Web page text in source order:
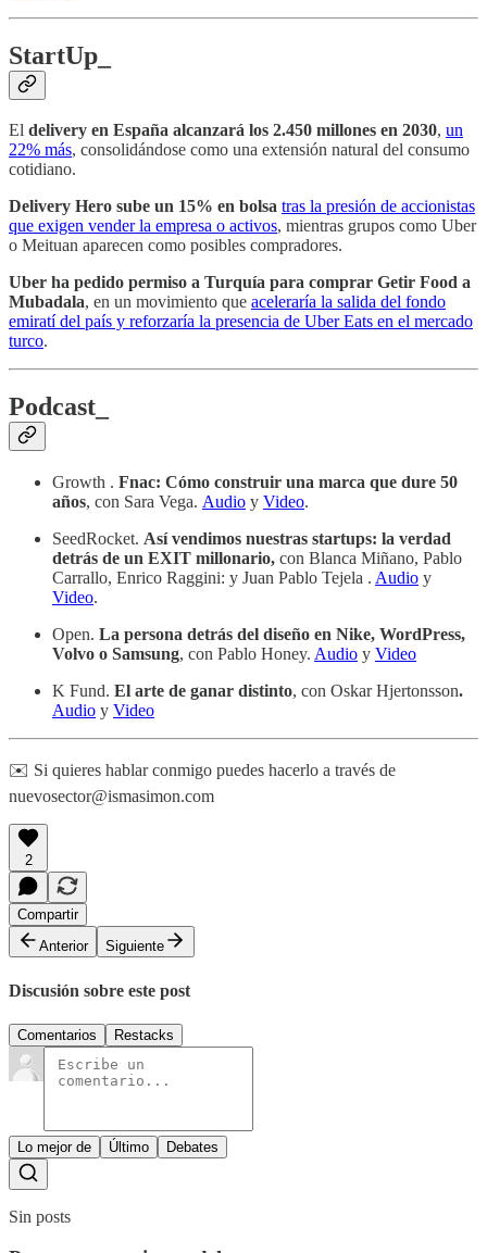
StartUp_
El delivery en España alcanzará los 2.450 millones en 2030, un
22% más, consolidándose como una extensión natural del consumo
cotidiano.
Delivery Hero sube un 15% en bolsa tras la presión de accionistas
que exigen vender la empresa o activos, mientras grupos como Uber
o Meituan aparecen como posibles compradores.
Uber ha pedido permiso a Turquía para comprar Getir Food a
Mubadala, en un movimiento que aceleraría la salida del fondo
emiratí del país y reforzaría la presencia de Uber Eats en el mercado
turco.
Podcast_
Growth . Fnac: Cómo construir una marca que dure 50
años, con Sara Vega. Audio y Video.
SeedRocket. Así vendimos nuestras startups: la verdad
detrás de un EXIT millonario, con Blanca Miñano, Pablo
Carrallo, Enrico Raggini: y Juan Pablo Tejela . Audio y
Video.
Open. La persona detrás del diseño en Nike, WordPress,
Volvo o Samsung, con Pablo Honey. Audio y Video
K Fund. El arte de ganar distinto, con Oskar Hjertonsson.
Audio y Video
✉️ Si quieres hablar conmigo puedes hacerlo a través de
nuevosector@ismasimon.com
2
Compartir
Anterior
Siguiente
Discusión sobre este post
Comentarios Restacks
Lo mejor de Último Debates
Sin posts